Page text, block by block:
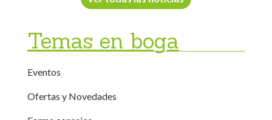
Temas en boga
Eventos
Ofertas y Novedades